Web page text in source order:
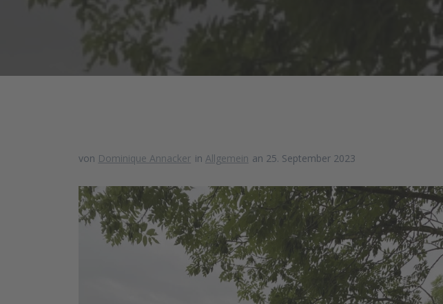
von Dominique Annacker in Allgemein an 25. September 2023